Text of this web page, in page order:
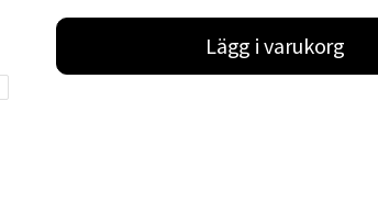
Lägg i varukorg